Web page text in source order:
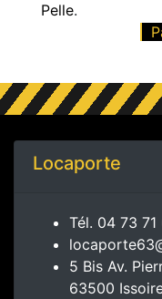
Pelle.
Locaporte
Tél. 04 73
5 Bis Av.
63500